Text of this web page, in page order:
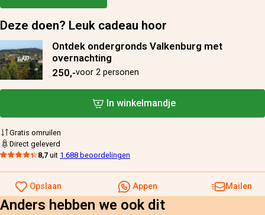
Deze doen? Leuk cadeau hoor
Ontdek ondergronds Valkenburg met
overnachting
250,-voor 2 personen
In winkelmandje
Gratis omruilen
Direct geleverd
8,7 uit 1.688 beoordelingen
Opslaan Appen Mailen
Anders hebben we ook dit